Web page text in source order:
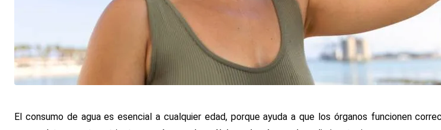
El consumo de agua es esencial a cualquier edad, porque ayuda a que los órganos funcionen